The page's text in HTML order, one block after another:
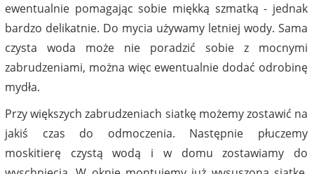
ewentualnie pomagając sobie miękką szmatką - jednak
bardzo delikatnie. Do mycia używamy letniej wody. Sama
czysta woda może nie poradzić sobie z mocnymi
zabrudzeniami, można więc ewentualnie dodać odrobinę
mydła.
Przy większych zabrudzeniach siatkę możemy zostawić na
jakiś czas do odmoczenia. Następnie płuczemy
moskitierę czystą wodą i w domu zostawiamy do